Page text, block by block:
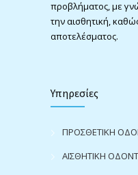
προβλήματος, με
την αισθητική,
αποτελέσματος.
Υπηρεσίες
ΠΡΟΣΘΕΤΙΚΗ
ΑΙΣΘΗΤΙΚΗ